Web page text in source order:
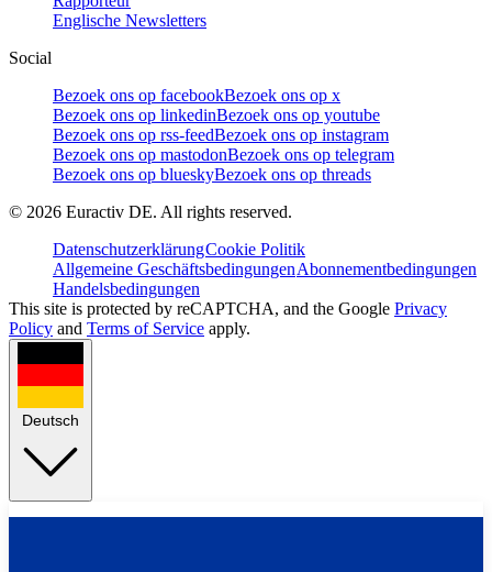
Englische Newsletters
Social
Bezoek ons op facebookBezoek ons op x
Bezoek ons op linkedinBezoek ons op youtube
Bezoek ons op rss-feedBezoek ons op instagram
Bezoek ons op mastodonBezoek ons op telegram
Bezoek ons op blueskyBezoek ons op threads
© 2026 Euractiv DE. All rights reserved.
DatenschutzerklärungCookie Politik
Allgemeine GeschäftsbedingungenAbonnementbedingungen
Handelsbedingungen
This site is protected by reCAPTCHA, and the Google Privacy
Policy and Terms of Service apply.
Deutsch